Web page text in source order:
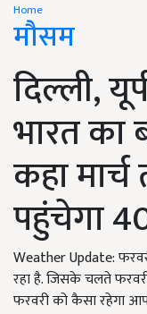
Home
मौसम
दिल्ली,
भारत का
कहा
पहुंचेगा
Weather Update:
रहा है. जिसके चलते
फरवरी को कैसा रहेगा